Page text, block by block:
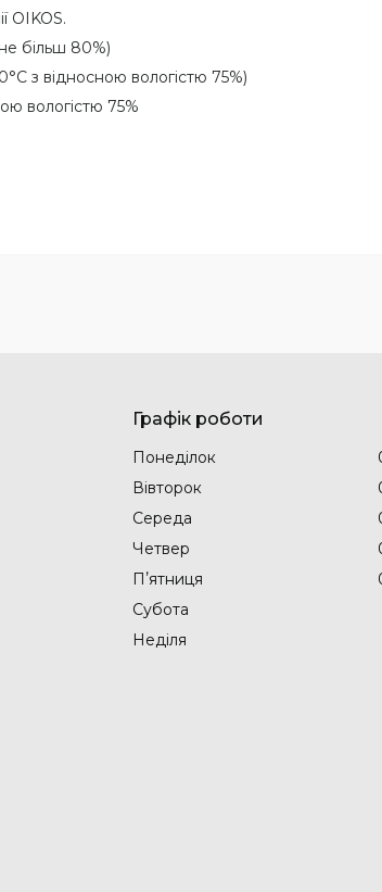
OIKOS.
більш 80%)
з відносною вологістю 75%)
вологістю 75%
Графік роботи
Понеділок
Вівторок
Середа
Четвер
Пʼятниця
Субота
Неділя